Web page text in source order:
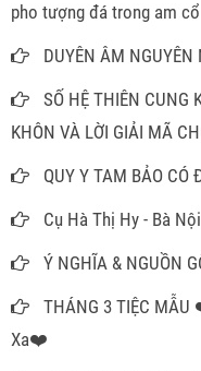
pho tượng đá trong am cổ
DUYÊN ÂM
SỐ HỆ THIÊN CUNG
KHÔN VÀ LỜI GIẢI MÃ
THẾ
QUY Y TAM BẢO CÓ
Cụ Hà Thị Hy - Bà
Ý NGHĨA & NGUỒN
THÁNG 3 TIỆC
Xa❤️